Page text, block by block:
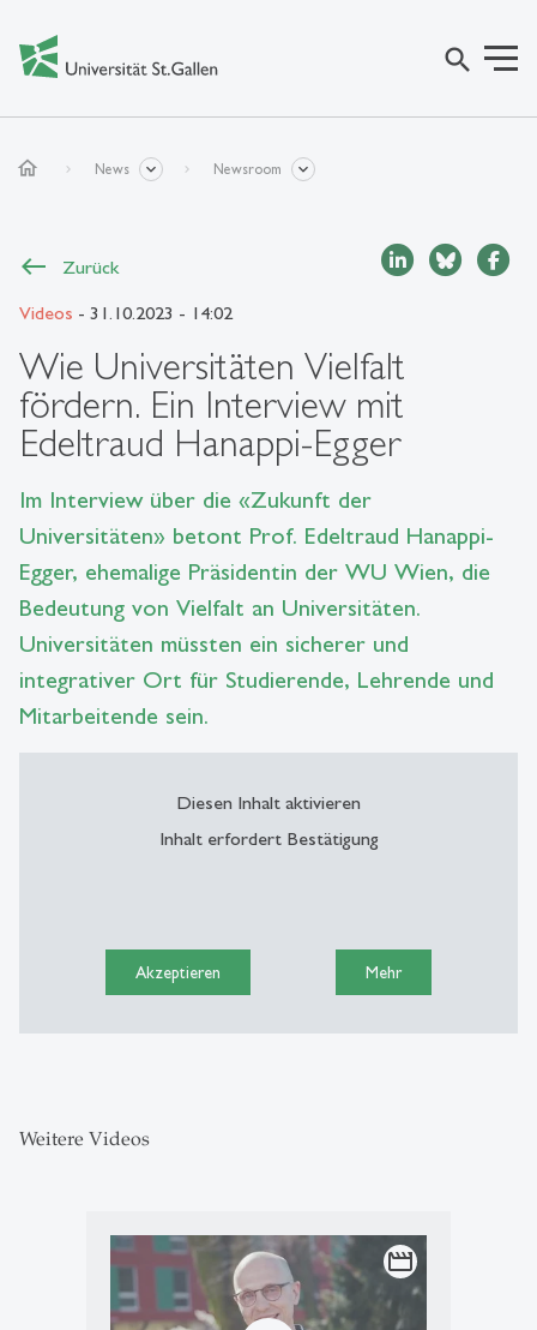
search
home News Newsroom
Zurück
Videos - 31.10.2023 - 14:02
Wie Universitäten Vielfalt
fördern. Ein Interview mit
Edeltraud Hanappi-Egger
Im Interview über die «Zukunft der
Universitäten» betont Prof. Edeltraud Hanappi-
Egger, ehemalige Präsidentin der WU Wien, die
Bedeutung von Vielfalt an Universitäten.
Universitäten müssten ein sicherer und
integrativer Ort für Studierende, Lehrende und
Mitarbeitende sein.
Diesen Inhalt aktivieren
Inhalt erfordert Bestätigung
Akzeptieren Mehr
Weitere Videos
movie